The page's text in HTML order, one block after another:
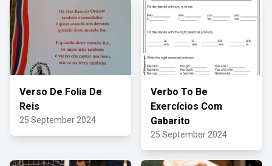
Verso De Folia De
Reis
25 September 2024
Verbo To Be
Exercícios Com
Gabarito
25 September 2024